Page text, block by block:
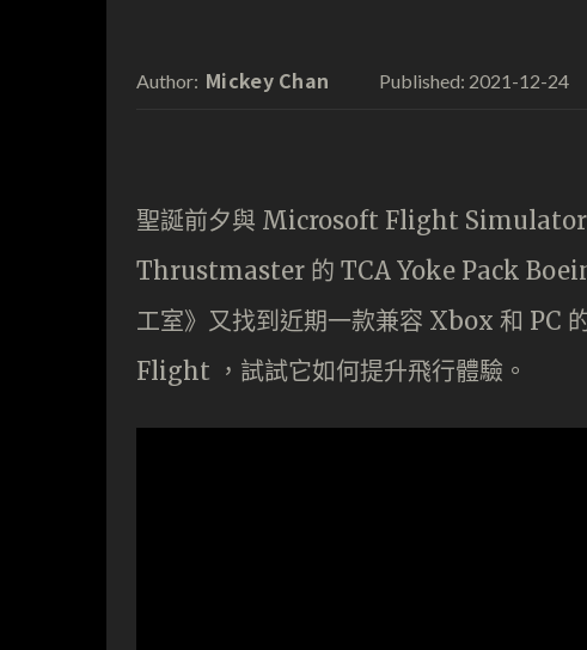
Author: Mickey Chan Published: 2021-12-24
聖誕前夕與 Microsoft Flight Simulator
Thrustmaster 的 TCA Yoke Pack
工室》又找到近期一款兼容 Xbox 和
Flight ，試試它如何提升飛行體驗。